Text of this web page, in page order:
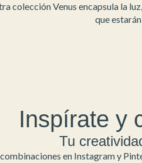
colección Venus encapsula la
que
Inspírate y
Tu
en Instagram y